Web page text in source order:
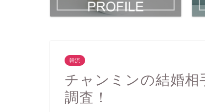
韓流
チャンミンの結婚相
調査！